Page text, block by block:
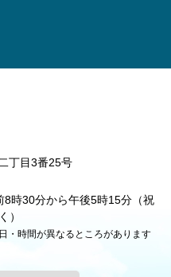
丁目3番25号
8時30分から午後5時15分（祝
）
・時間が異なるところがあります